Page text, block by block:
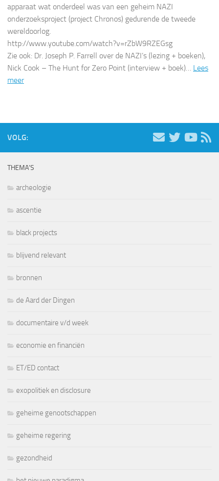
apparaat wat onderdeel was van een geheim NAZI
onderzoeksproject (project Chronos) gedurende de tweede
wereldoorlog.
http://www.youtube.com/watch?v=rZbW9RZEGsg
Zie ook: Dr. Joseph P. Farrell over de NAZI’s (lezing + boeken),
Nick Cook – The Hunt for Zero Point (interview + boek)… Lees
meer
VOLG:
THEMA’S
archeologie
ascentie
black projects
blijvend relevant
bronnen
de Aard der Dingen
documentaire v/d week
economie en financiën
ET/ED contact
exopolitiek en disclosure
geheime genootschappen
geheime regering
gezondheid